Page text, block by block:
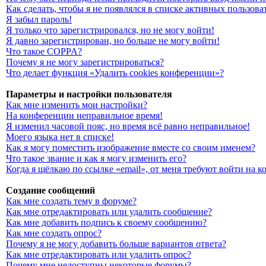
Как сделать, чтобы я не появлялся в списке активных
Я забыл пароль!
Я только что зарегистрировался, но не могу войти!
Я давно зарегистрирован, но больше не могу войти!
Что такое COPPA?
Почему я не могу зарегистрироваться?
Что делает функция «Удалить cookies конференции»?
Параметры и настройки пользователя
Как мне изменить мои настройки?
На конференции неправильное время!
Я изменил часовой пояс, но время всё равно неправильное!
Моего языка нет в списке!
Как я могу поместить изображение вместе со своим именем?
Что такое звание и как я могу изменить его?
Когда я щёлкаю по ссылке «email», от меня требуют войти на
Создание сообщений
Как мне создать тему в форуме?
Как мне отредактировать или удалить сообщение?
Как мне добавить подпись к своему сообщению?
Как мне создать опрос?
Почему я не могу добавить больше вариантов ответа?
Как мне отредактировать или удалить опрос?